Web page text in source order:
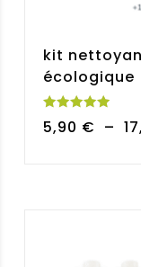
kit
écologique |
Note
5.00
5,90 € –